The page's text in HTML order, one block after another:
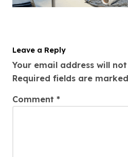
Leave a Reply
Your email address will
Required fields are marked
Comment *